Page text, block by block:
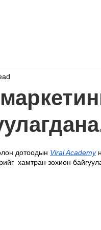
дотоодын Viral Academy
хамтран зохион